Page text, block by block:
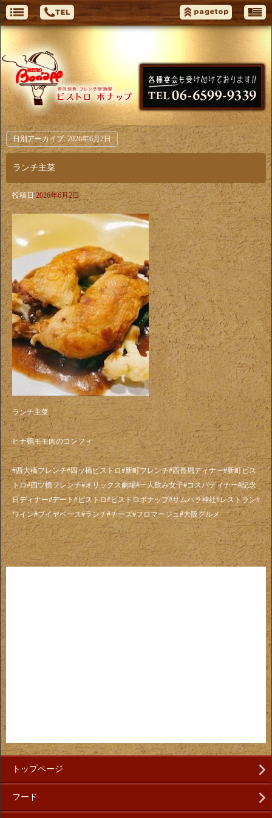
日別アーカイブ: 2026年6月2日
ランチ主菜
投稿日 2026年6月2日
ランチ主菜
ヒナ鷄モモ肉のコンフィ
#西大橋フレンチ#四ッ橋ビストロ#新町フレンチ#西長堀ディナー#新町ビス
トロ#四ツ橋フレンチ#オリックス劇場#一人飲み女子#コスパディナー#記念
日ディナー#デート#ビストロ#ビストロボナップ#サムハラ神社#レストラン#
ワイン#ブイヤベース#ランチ#チーズ#フロマージュ#大阪グルメ
トップページ
フード